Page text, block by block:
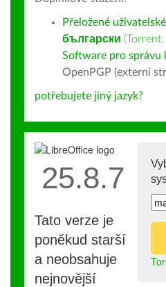
Přeložené
български (Torrent,
Software pro správu
OpenPGP (externí
potřebujete jiný jazyk?
25.8.7
Tato verze je
poněkud starší
a neobsahuje
nejnovější